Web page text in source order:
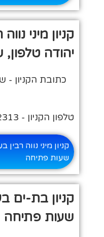
קניון מיני
יהודה
כתובת הקניון -
טלפון הקניון - 0‎52-4442313
קניון מיני נווה
שעות פתיחה
קניון בת-ים
שעות פתיחה